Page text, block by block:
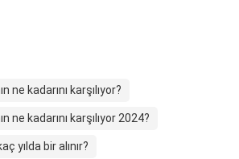
ne kadarını karşılıyor?
ne kadarını karşılıyor 2024?
yılda bir alınır?